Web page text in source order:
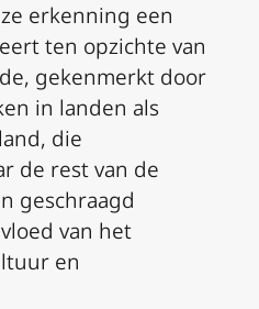
erkenning een
ten opzichte van
gekenmerkt door
in landen als
die
de rest van de
geschraagd
van het
en